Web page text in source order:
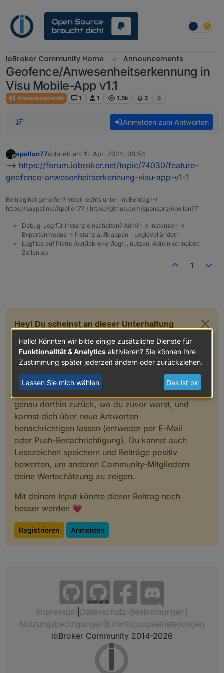
ioBroker Community Home Announcements
Geofence/Anwesenheitserkennung in
Visu Mobile-App v1.1
Announcements 1 1 1.5k 2
Anmelden zum Antworten
Offline
apollon77schrieb am 11. Apr. 2024, 06:54
zuletzt editiert von
--> https://forum.iobroker.net/topic/74030/feature-
geofence-anwesenheitserkennung-visu-app-v1-1
Beitrag hat geholfen? Votet rechts unten im Beitrag :-)
https://paypal.me/Apollon77 / https://github.com/sponsors/Apollon77
Debug-Log für Instanz einschalten? Admin -> Instanzen ->
Expertenmodus -> Instanz aufklappen - Loglevel ändern
Logfiles auf Platte /opt/iobroker/log/… nutzen, Admin schneidet
Zeilen ab
1
Hey! Du scheinst an dieser Unterhaltung
interessiert zu sein, hast aber noch kein
Konto.
Hast du es satt, bei jedem Besuch durch die
gleichen Beiträge zu scrollen? Wenn du dich
für ein Konto anmeldest, kommst du immer
genau dorthin zurück, wo du zuvor warst, und
kannst dich über neue Antworten
benachrichtigen lassen (entweder per E-Mail
oder Push-Benachrichtigung). Du kannst auch
Lesezeichen speichern und Beiträge positiv
bewerten, um anderen Community-Mitgliedern
deine Wertschätzung zu zeigen.
Mit deinem Input könnte dieser Beitrag noch
besser werden 💗
Registrieren Anmelden
Community
Impressum Datenschutz-Bestimmungen
Nutzungsbedingungen Einwilligungseinstellungen
ioBroker Community 2014-2026
Hallo! Könnten wir bitte einige zusätzliche Dienste für
Funktionalität & Analytics aktivieren? Sie können Ihre
Zustimmung später jederzeit ändern oder zurückziehen.
Lassen Sie mich wählen Das ist ok